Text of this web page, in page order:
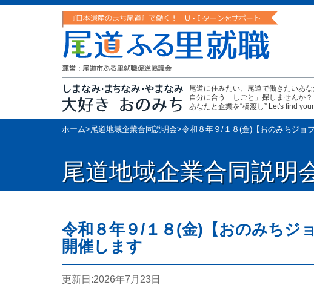
尾道に住みたい、尾道で働きたいあ
自分に合う「しごと」探しませんか？
あなたと企業を“橋渡し” Let's find
ホーム>尾道地域企業合同説明会>令和８年９/１８(金)【おのみちジョ
尾道地域企業合同説明
令和８年９/１８(金)【おのみちジ
開催します
更新日:2026年7月23日